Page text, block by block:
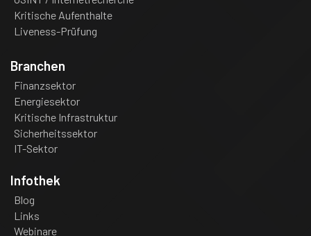
Kritische Aufenthalte
Liveness-Prüfung
Branchen
Finanzsektor
Energiesektor
Kritische Infrastruktur
Sicherheitssektor
IT-Sektor
Infothek
Blog
Links
Webinare